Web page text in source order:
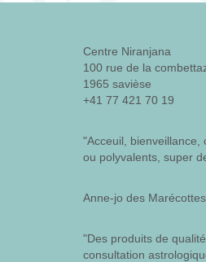
Centre Niranjana
100 rue de la
1965 savièse
+41 77 421 70 19
"Acceuil, bienveillance,
ou polyvalents, super
Anne-jo des Marécottes
"Des produits de
consultation